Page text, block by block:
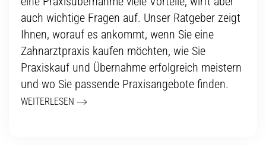
auch wichtige Fragen auf. Unser Ratgeber zeigt
Ihnen, worauf es ankommt, wenn Sie eine
Zahnarztpraxis kaufen möchten, wie Sie
Praxiskauf und Übernahme erfolgreich meistern
und wo Sie passende Praxisangebote finden.
WEITERLESEN